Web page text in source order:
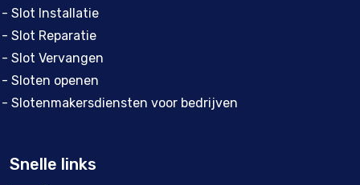
- Slot Installatie
- Slot Reparatie
- Slot Vervangen
- Sloten openen
- Slotenmakersdiensten voor bedrijven
Snelle links